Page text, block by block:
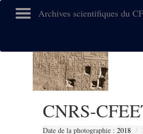
Archives scientifiques du
CNRS-
Date de la photographie : 2018